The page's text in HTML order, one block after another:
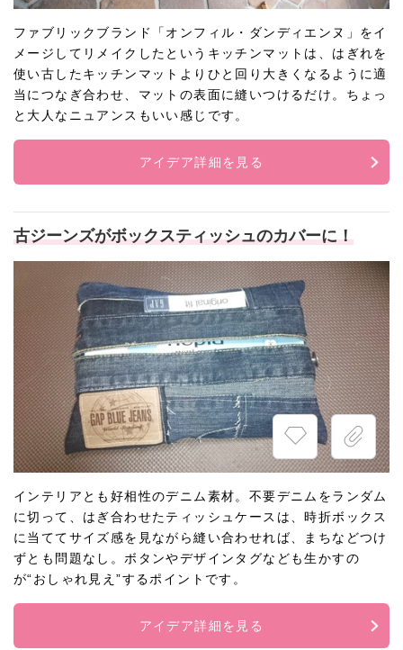
ファブリックブランド「オンフィル・ダンディエンヌ」をイ
メージしてリメイクしたというキッチンマットは、はぎれを
使い古したキッチンマットよりひと回り大きくなるように適
当につなぎ合わせ、マットの表面に縫いつけるだけ。ちょっ
と大人なニュアンスもいい感じです。
アイデア詳細を見る
古ジーンズがボックスティッシュのカバーに！
インテリアとも好相性のデニム素材。不要デニムをランダム
に切って、はぎ合わせたティッシュケースは、時折ボックス
に当ててサイズ感を見ながら縫い合わせれば、まちなどつけ
ずとも問題なし。ボタンやデザインタグなども生かすの
が“おしゃれ見え”するポイントです。
アイデア詳細を見る